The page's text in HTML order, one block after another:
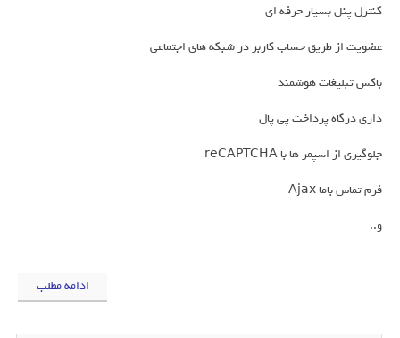
کنترل پنل بسیار حرفه ای
عضویت از طریق حساب کاربر در شبکه های اجتماعی
باکس تبلیغات هوشمند
داری درگاه پرداخت پی پال
جلوگیری از اسپمر ها با reCAPTCHA
فرم تماس باما Ajax
و..
ادامه مطلب